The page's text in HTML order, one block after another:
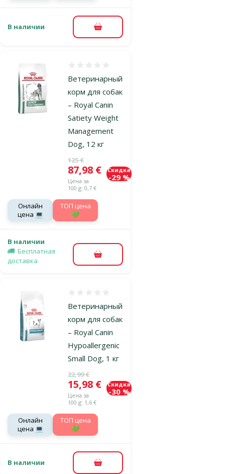
В наличии В корзину
Ветеринарный
корм для собак
– Royal Canin
Satiety Weight
Management
Dog, 12 кг
Исходная цена
125 €
Цена
87,98 €
Цена за
100 g: 0,7 €
Скидка
-29 %
Онлайн
цена 💻
TOП цена
💚
В наличии
Бесплатная
доставка
В корзину
Ветеринарный
корм для собак
– Royal Canin
Hypoallergenic
Small Dog, 1 кг
Исходная цена
22,99 €
Цена
15,98 €
Цена за
100 g: 1,6 €
Скидка
-30 %
Онлайн
цена 💻
TOП цена
💚
В наличии В корзину